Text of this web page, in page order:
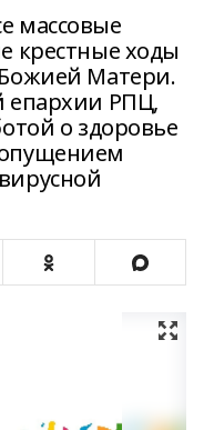
массовые
крестные ходы
Матери.
епархии РПЦ,
о здоровье